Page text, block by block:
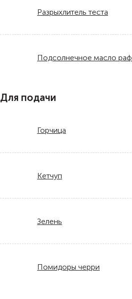
Разрыхлитель теста
Подсолнечное масло
Для подачи
Горчица
Кетчуп
Зелень
Помидоры черри